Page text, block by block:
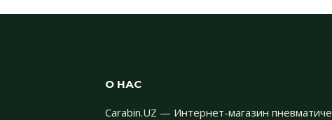
О НАС
Carabin.UZ — Интернет-магазин